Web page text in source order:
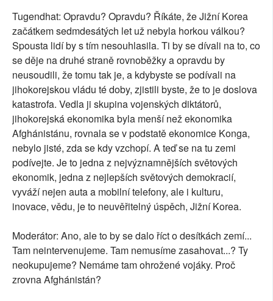
Tugendhat: Opravdu? Opravdu? Říkáte, že Jižní Korea
začátkem sedmdesátých let už nebyla horkou válkou?
Spousta lidí by s tím nesouhlasila. Ti by se dívali na to, co
se děje na druhé straně rovnoběžky a opravdu by
neusoudili, že tomu tak je, a kdybyste se podívali na
jihokorejskou vládu té doby, zjistili byste, že to je doslova
katastrofa. Vedla ji skupina vojenských diktátorů,
jihokorejská ekonomika byla menší než ekonomika
Afghánistánu, rovnala se v podstatě ekonomice Konga,
nebylo jisté, zda se kdy vzchopí. A teď se na tu zemi
podívejte. Je to jedna z nejvýznamnějších světových
ekonomik, jedna z nejlepších světových demokracií,
vyváží nejen auta a mobilní telefony, ale i kulturu,
inovace, vědu, je to neuvěřitelný úspěch, Jižní Korea.
Moderátor: Ano, ale to by se dalo říct o desítkách zemí...
Tam neintervenujeme. Tam nemusíme zasahovat...? Ty
neokupujeme? Nemáme tam ohrožené vojáky. Proč
zrovna Afghánistán?